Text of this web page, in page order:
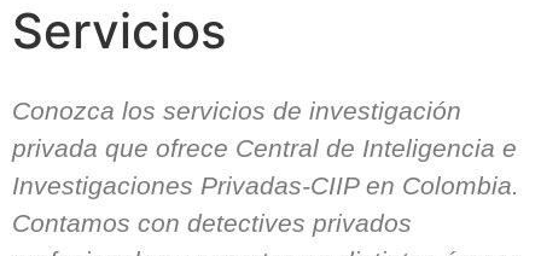
Servicios
Conozca los servicios de investigación
privada que ofrece Central de Inteligencia e
Investigaciones Privadas-CIIP en Colombia.
Contamos con detectives privados